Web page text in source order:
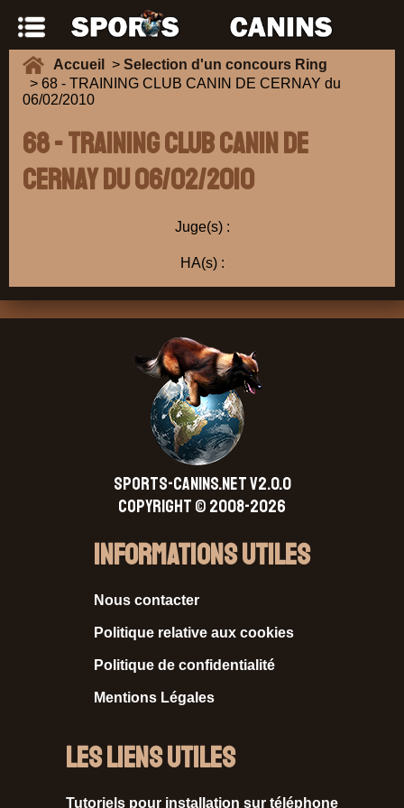
Accueil > Selection d'un concours Ring
> 68 - TRAINING CLUB CANIN DE CERNAY du
06/02/2010
68 - TRAINING CLUB CANIN DE
CERNAY du 06/02/2010
Juge(s) :
HA(s) :
SPORTS-CANINS.NET V2.0.0
Copyright © 2008-2026
Informations Utiles
Nous contacter
Politique relative aux cookies
Politique de confidentialité
Mentions Légales
Les liens utiles
Tutoriels pour installation sur téléphone